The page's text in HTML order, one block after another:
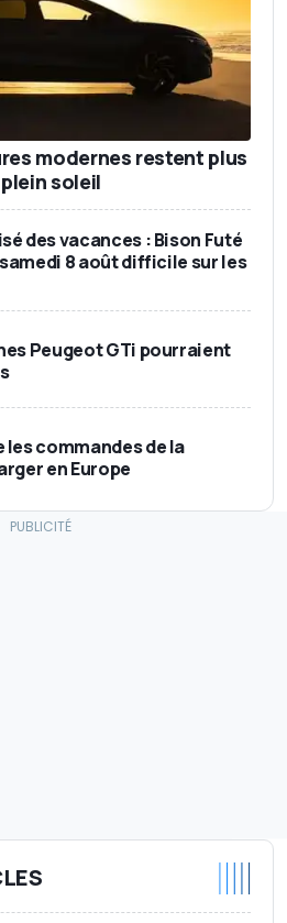
modernes restent plus
soleil
des vacances : Bison Futé
8 août difficile sur les
Peugeot GTi pourraient
les commandes de la
en Europe